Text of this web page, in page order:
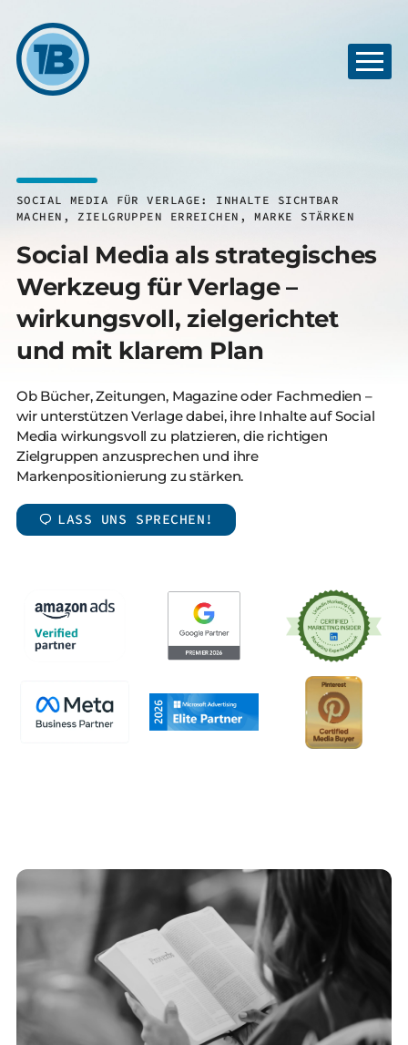
SOCIAL MEDIA FÜR VERLAGE: INHALTE SICHTBAR
MACHEN, ZIELGRUPPEN ERREICHEN, MARKE STÄRKEN
Social Media als strategisches
Werkzeug für Verlage –
wirkungsvoll, zielgerichtet
und mit klarem Plan
Ob Bücher, Zeitungen, Magazine oder Fachmedien –
wir unterstützen Verlage dabei, ihre Inhalte auf Social
Media wirkungsvoll zu platzieren, die richtigen
Zielgruppen anzusprechen und ihre
Markenpositionierung zu stärken.
LASS UNS SPRECHEN!